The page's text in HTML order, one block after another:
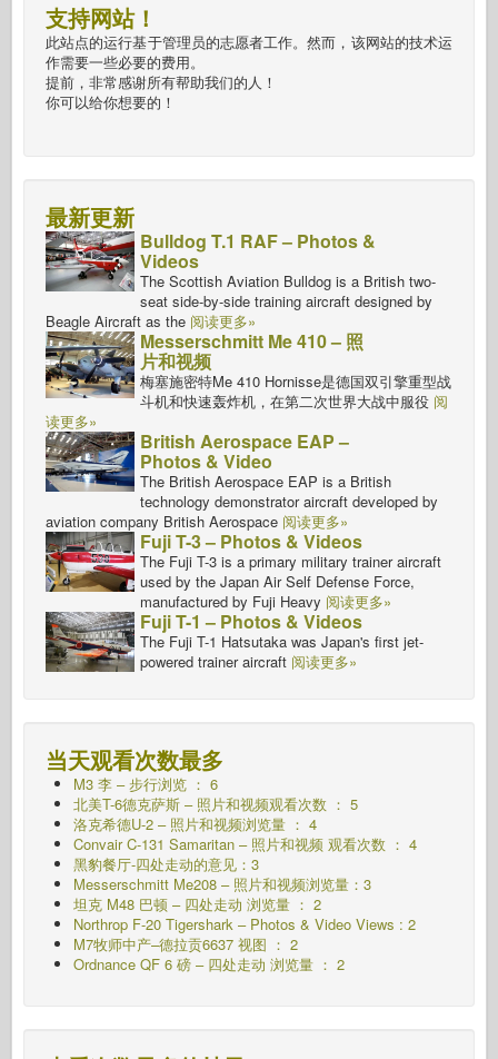
支持网站！
此站点的运行基于管理员的志愿者工作。然而，该网站的技术运
作需要一些必要的费用。
提前，非常感谢所有帮助我们的人！
你可以给你想要的！
最新更新
Bulldog T.1 RAF – Photos &
Videos
The Scottish Aviation Bulldog is a British two-
seat side-by-side training aircraft designed by
Beagle Aircraft as the 阅读更多»
Messerschmitt Me 410 – 照
片和视频
梅塞施密特Me 410 Hornisse是德国双引擎重型战
斗机和快速轰炸机，在第二次世界大战中服役 阅
读更多»
British Aerospace EAP –
Photos & Video
The British Aerospace EAP is a British
technology demonstrator aircraft developed by
aviation company British Aerospace 阅读更多»
Fuji T-3 – Photos & Videos
The Fuji T-3 is a primary military trainer aircraft
used by the Japan Air Self Defense Force,
manufactured by Fuji Heavy 阅读更多»
Fuji T-1 – Photos & Videos
The Fuji T-1 Hatsutaka was Japan's first jet-
powered trainer aircraft 阅读更多»
当天观看次数最多
M3 李 – 步行浏览 ： 6
北美T-6德克萨斯 – 照片和视频观看次数 ： 5
洛克希德U-2 – 照片和视频浏览量 ： 4
Convair C-131 Samaritan – 照片和视频 观看次数 ： 4
黑豹餐厅-四处走动的意见：3
Messerschmitt Me208 – 照片和视频浏览量：3
坦克 M48 巴顿 – 四处走动 浏览量 ： 2
Northrop F-20 Tigershark – Photos & Video Views : 2
M7牧师中产–德拉贡6637 视图 ： 2
Ordnance QF 6 磅 – 四处走动 浏览量 ： 2